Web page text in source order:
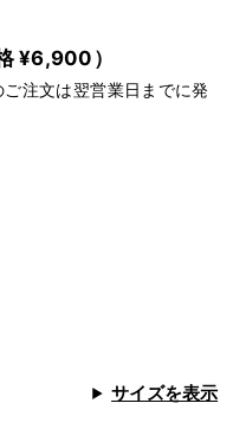
¥6,900 ）
ご注文は翌営業日までに発
サイズを表示